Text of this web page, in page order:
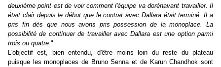
deuxième point est de voir comment l'équipe va dorénavant travailler. Il
était clair depuis le début que le contrat avec Dallara était terminé. Il a
pris fin dès que nous avons pris possession de la monoplace. La
possibilité de continuer de travailler avec Dallara est une option parmi
trois ou quatre."
L'objectif est, bien entendu, d'être moins loin du reste du plateau
puisque les monoplaces de Bruno Senna et de Karun Chandhok sont